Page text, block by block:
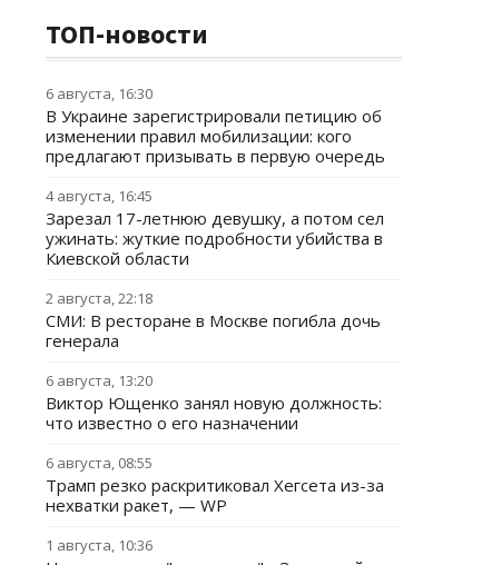
ТОП-новости
6 августа, 16:30
В Украине зарегистрировали петицию об
изменении правил мобилизации: кого
предлагают призывать в первую очередь
4 августа, 16:45
Зарезал 17-летнюю девушку, а потом сел
ужинать: жуткие подробности убийства в
Киевской области
2 августа, 22:18
СМИ: В ресторане в Москве погибла дочь
генерала
6 августа, 13:20
Виктор Ющенко занял новую должность:
что известно о его назначении
6 августа, 08:55
Трамп резко раскритиковал Хегсета из-за
нехватки ракет, — WP
1 августа, 10:36